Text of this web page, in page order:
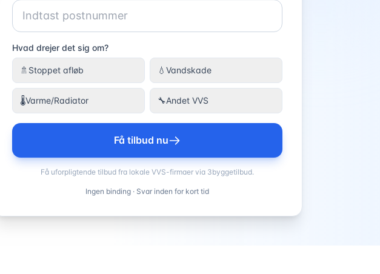
Hvad drejer det sig om?
🚿 Stoppet afløb 💧 Vandskade
🌡️Varme/Radiator 🔧Andet VVS
Få tilbud nu
Få uforpligtende tilbud fra lokale VVS-firmaer via 3byggetilbud.
Ingen binding · Svar inden for kort tid